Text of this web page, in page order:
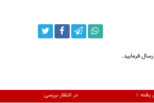
فرمایید.
یافته:۱ در انتظار بررسی: